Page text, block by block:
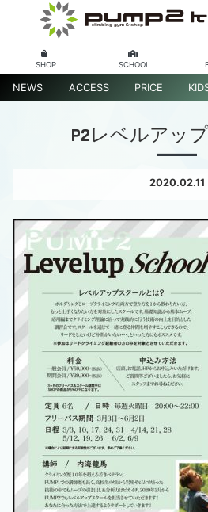
SHOP SCHOOL
NEWS ACCESS PRICE
P2レベルアッ
2020.02.11